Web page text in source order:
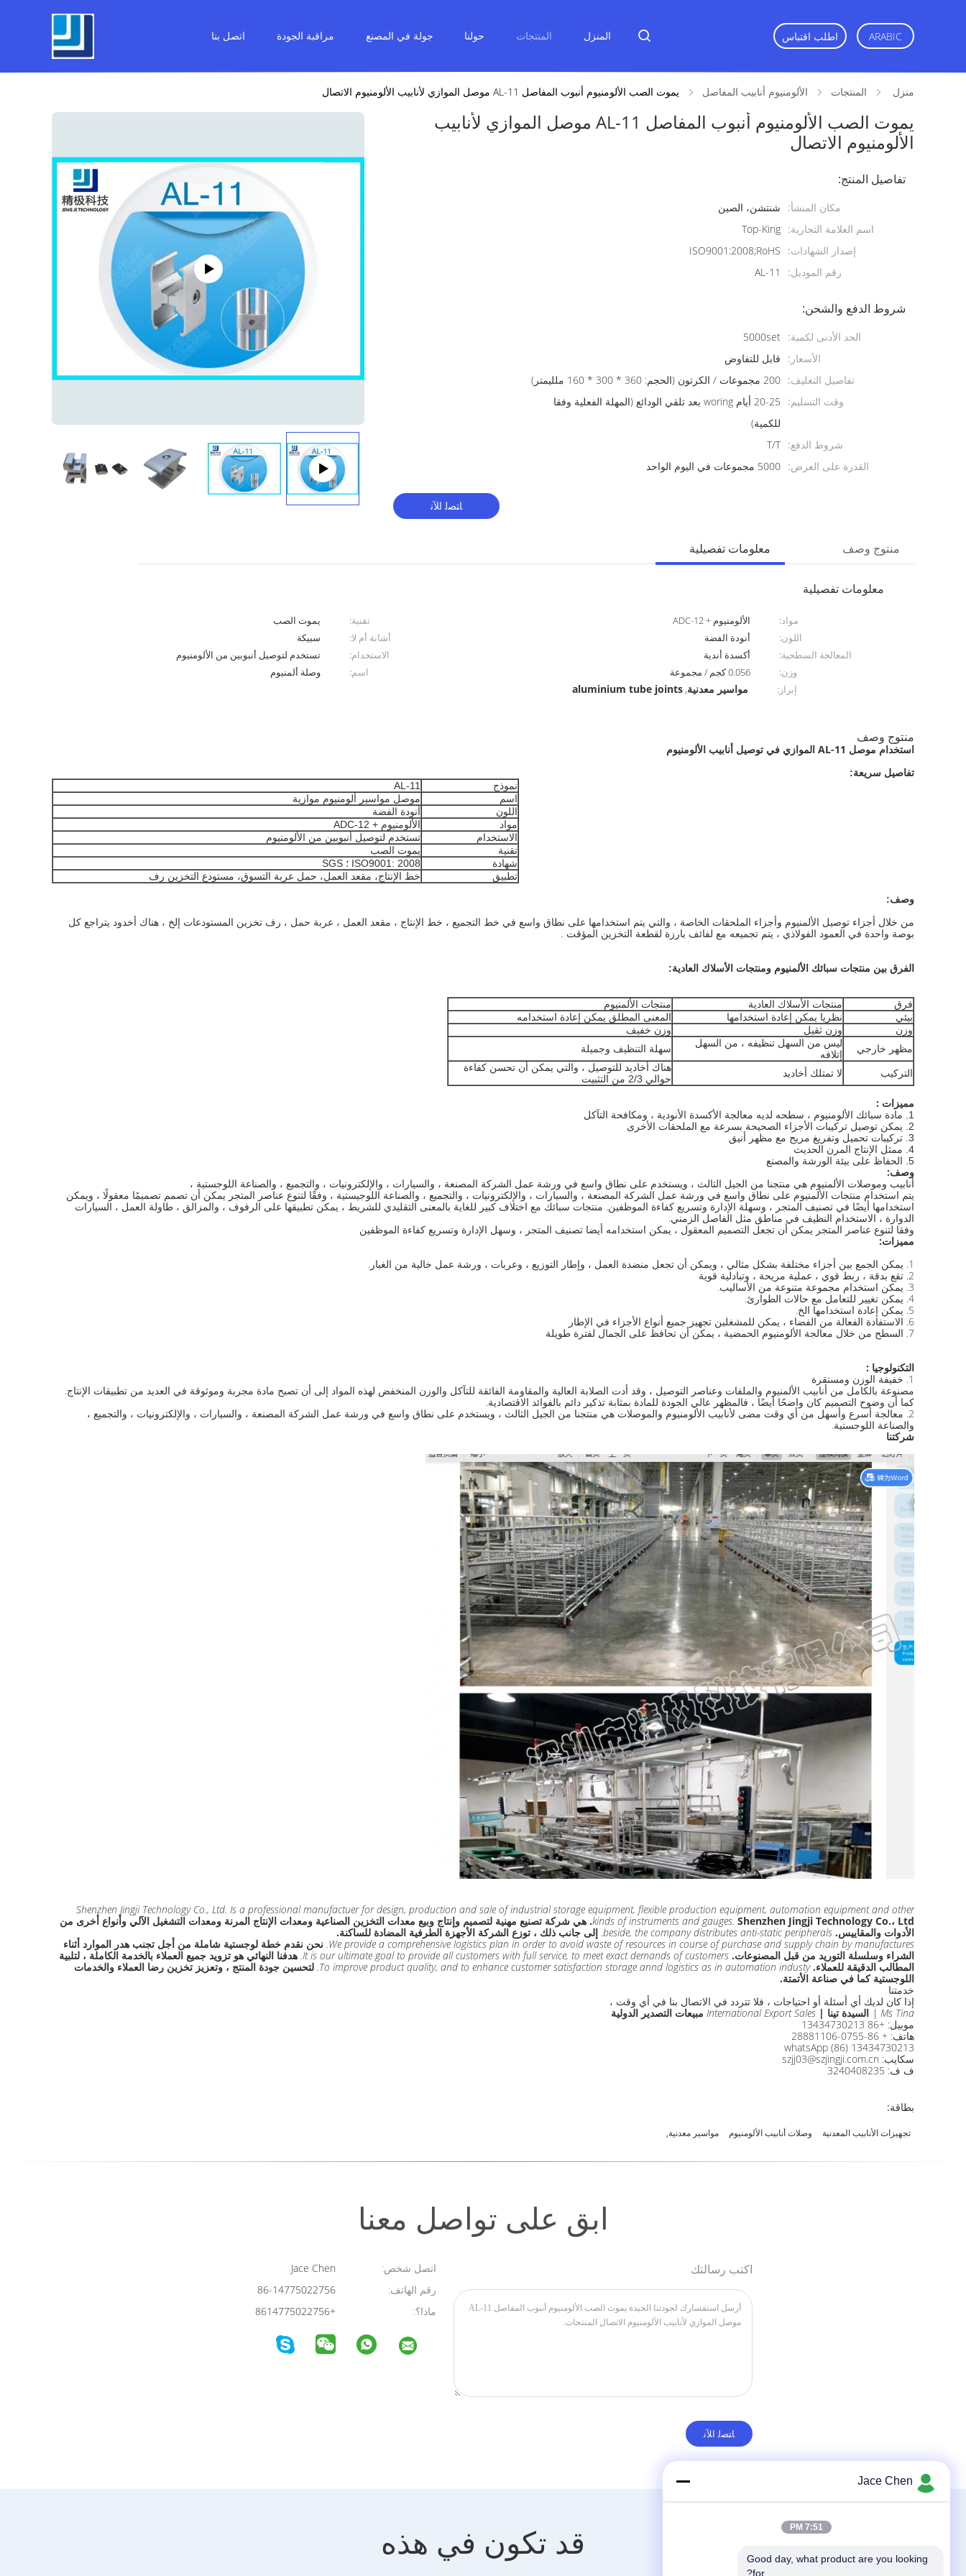
المنزل المنتجات حولنا جولة في المصنع مراقبة الجودة اتصل بنا اطلب اقتباس ARABIC
منزل المنتجات الألومنيوم أنابيب المفاصل يموت الصب الألومنيوم أنبوب المفاصل AL-11 موصل الموازي لأنابيب الألومنيوم الاتصال
يموت الصب الألومنيوم أنبوب المفاصل AL-11 موصل الموازي لأنابيب
الألومنيوم الاتصال
تفاصيل المنتج:
مكان المنشأ:
شنتشن، الصين
اسم العلامة التجارية: Top-King
إصدار الشهادات:
ISO9001:2008;RoHS
رقم الموديل:
AL-11
شروط الدفع والشحن:
الحد الأدنى لكمية: 5000set
الأسعار:
قابل للتفاوض
تفاصيل التغليف: 200 مجموعات / الكرتون (الحجم: 360 * 300 * 160 ملليمتر)
وقت التسليم:
20-25 أيام woring بعد تلقي الودائع (المهلة الفعلية وفقا
للكمية)
شروط الدفع: T/T
القدرة على العرض: 5000 مجموعات في اليوم الواحد
ﺎﺘﺼﻟ ﺍﻶﻧ
معلومات تفصيلية منتوج وصف
معلومات تفصيلية
مواد: الألومنيوم + ADC-12 تقنية:
يموت الصب
اللون:
أنودة الفضة أشابة أم لا:
سبيكة
المعالجة السطحية:
أكسدة أندية الاستخدام:
تستخدم لتوصيل أنبوبين من الألومنيوم
وزن:
0.056 كجم / مجموعة اسم:
وصلة ألمنيوم
إبراز:
مواسير معدنية,
aluminium tube joints
منتوج وصف
استخدام موصل AL-11 الموازي في توصيل أنابيب الألومنيوم
تفاصيل سريعة:
نموذج
AL-11
اسم
موصل مواسير ألومنيوم موازية
اللون
أنودة الفضة
مواد
الألومنيوم + ADC-12
الاستخدام
تستخدم لتوصيل أنبوبين من الألومنيوم
تقنية
يموت الصب
شهادة
ISO9001: 2008 ؛ SGS
تطبيق
خط الإنتاج، مقعد العمل، حمل عربة التسوق، مستودع التخزين رف
وصف:
من خلال أجزاء توصيل الألمنيوم وأجزاء الملحقات الخاصة ، والتي يتم استخدامها على نطاق واسع في خط التجميع ، خط الإنتاج ، مقعد العمل ، عربة حمل ، رف تخزين المستودعات إلخ ، هناك أخدود يتراجع كل
بوصة واحدة في العمود الفولاذي ، يتم تجميعه مع لفائف بارزة لقطعة التخزين المؤقت .
الفرق بين منتجات سبائك الألمنيوم ومنتجات الأسلاك العادية:
فرق منتجات الأسلاك العادية
منتجات الألمنيوم
بيئي
نظريا يمكن إعادة استخدامها
المعنى المطلق يمكن إعادة استخدامه
وزن
وزن ثقيل
وزن خفيف
مظهر خارجي
ليس من السهل تنظيفه ، من السهل
إتلافه
سهلة التنظيف وجميلة
التركيب لا تمتلك أخاديد
هناك أخاديد للتوصيل ، والتي يمكن أن تحسن كفاءة
حوالي 2/3 من التثبيت
مميزات :
1. مادة سبائك الألومنيوم ، سطحه لديه معالجة الأكسدة الأنودية ، ومكافحة التآكل
2. يمكن توصيل تركيبات الأجزاء الصحيحة بسرعة مع الملحقات الأخرى
3. تركيبات تحميل وتفريغ مريح مع مظهر أنيق
4. ممثل الإنتاج المرن الحديث
5. الحفاظ على بيئة الورشة والمصنع
وصف:
أنابيب وموصلات الألمنيوم هي منتجنا من الجيل الثالث ، ويستخدم على نطاق واسع في ورشة عمل الشركة المصنعة ، والسيارات ، والإلكترونيات ، والتجميع ، والصناعة اللوجستية ،
يتم استخدام منتجات الألمنيوم على نطاق واسع في ورشة عمل الشركة المصنعة ، والسيارات ، والإلكترونيات ، والتجميع ، والصناعة اللوجيستية ، وفقًا لتنوع عناصر المتجر يمكن أن تصمم تصميمًا معقولًا ، ويمكن
استخدامها أيضًا في تصنيف المتجر ، وسهلة الإدارة وتسريع كفاءة الموظفين. منتجات سبائك مع اختلاف كبير للغاية بالمعنى التقليدي للشريط ، يمكن تطبيقها على الرفوف ، والمزالق ، طاولة العمل ، السيارات
الدوارة ، الاستخدام النظيف في مناطق مثل الفاصل الزمني.
وفقا لتنوع عناصر المتجر يمكن أن تجعل التصميم المعقول ، يمكن استخدامه أيضا تصنيف المتجر ، وسهل الإدارة وتسريع كفاءة الموظفين
مميزات:
1. يمكن الجمع بين أجزاء مختلفة بشكل مثالي ، ويمكن أن تجعل منضدة العمل ، وإطار التوزيع ، وعربات ، ورشة عمل خالية من الغبار.
2. تقع بدقة ، ربط قوي ، عملية مريحة ، وتبادلية قوية
3. يمكن استخدام مجموعة متنوعة من الأساليب.
4. يمكن تغيير للتعامل مع حالات الطوارئ.
5. يمكن إعادة استخدامها الخ.
6. الاستفادة الفعالة من الفضاء ، يمكن للمشغلين تجهيز جميع أنواع الأجزاء في الإطار
7. السطح من خلال معالجة الألومنيوم الحمضية ، يمكن أن تحافظ على الجمال لفترة طويلة
التكنولوجيا :
1. خفيفة الوزن ومستقرة
مصنوعة بالكامل من أنابيب الألمنيوم والملفات وعناصر التوصيل ، وقد أدت الصلابة العالية والمقاومة الفائقة للتآكل والوزن المنخفض لهذه المواد إلى أن تصبح مادة مجربة وموثوقة في العديد من تطبيقات الإنتاج.
كما أن وضوح التصميم كان واضحًا أيضًا ، فالمظهر عالي الجودة للمادة بمثابة تذكير دائم بالفوائد الاقتصادية.
2. معالجة أسرع وأسهل من أي وقت مضى لأنابيب الألومنيوم والموصلات هي منتجنا من الجيل الثالث ، ويستخدم على نطاق واسع في ورشة عمل الشركة المصنعة ، والسيارات ، والإلكترونيات ، والتجميع ،
والصناعة اللوجستية.
شركتنا
Shenzhen Jingji Technology Co., Ltd. Is a professional manufactuer for design, production and sale of industrial storage equipment, flexible production equipment, automation equipment and other
kinds of instruments and gauges.Shenzhen Jingji Technology Co.، Ltd. هي شركة تصنيع مهنية لتصميم وإنتاج وبيع معدات التخزين الصناعية ومعدات الإنتاج المرنة ومعدات التشغيل الآلي وأنواع أخرى من
الأدوات والمقاييس. beside, the company distributes anti-static peripherals. إلى جانب ذلك ، توزع الشركة الأجهزة الطرفية المضادة للساكنة.
We provide a comprehensive logistics plan in order to avoid waste of resources in course of purchase and supply chain by manufactures. نحن نقدم خطة لوجستية شاملة من أجل تجنب هدر الموارد أثناء
الشراء وسلسلة التوريد من قبل المصنوعات. It is our ultimate goal to provide all customers with full service, to meet exact demands of customers. هدفنا النهائي هو تزويد جميع العملاء بالخدمة الكاملة ، لتلبية
المطالب الدقيقة للعملاء. To improve product quality, and to enhance customer satisfaction storage annd logistics as in automation industy. لتحسين جودة المنتج ، وتعزيز تخزين رضا العملاء والخدمات
اللوجستية كما في صناعة الأتمتة.
خدمتنا
إذا كان لديك أي أسئلة أو احتياجات ، فلا تتردد في الاتصال بنا في أي وقت ،
Ms Tina |
السيدة تينا | International Export Sales مبيعات التصدير الدولية
موبيل: +86 13434730213
هاتف: + 86-0755-28881106
whatsApp (86) 13434730213
سكايب: szjj03@szjingji.com.cn
ف ف: 3240408235
بطاقة:
تجهيزات الأنابيب المعدنية وصلات أنابيب الألومنيوم مواسير معدنية,
ابق على تواصل معنا
اتصل شخص:
رقم الهاتف:
ماذا؟:
+8614775022756
اكتب رسالتك
قد تكون في هذه
Jace Chen
7:51 PM
Good day, what product are you looking
for?